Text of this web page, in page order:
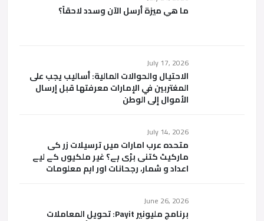
ما هي ميزة أرسل الآن وسدد لاحقاً؟
July 17, 2026
الاحتيال والحوالات المالية: أساليب يجب على
المغتربين في الإمارات معرفتها قبل إرسال
الأموال إلى الوطن
July 14, 2026
متحدہ عرب امارات میں ترسیلات زر کی
مارکیٹ کتنی بڑی ہے؟ غیر ملکیوں کے لیے
اعداد و شمار، رجحانات اور اہم معلومات
June 26, 2026
برنامج مليونير Payit: تحويل المعاملات